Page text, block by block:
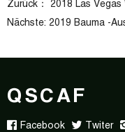
Zurück： 2018 Las
Nächste: 2019 Bauma -
QSCAF
Facebook Twiter